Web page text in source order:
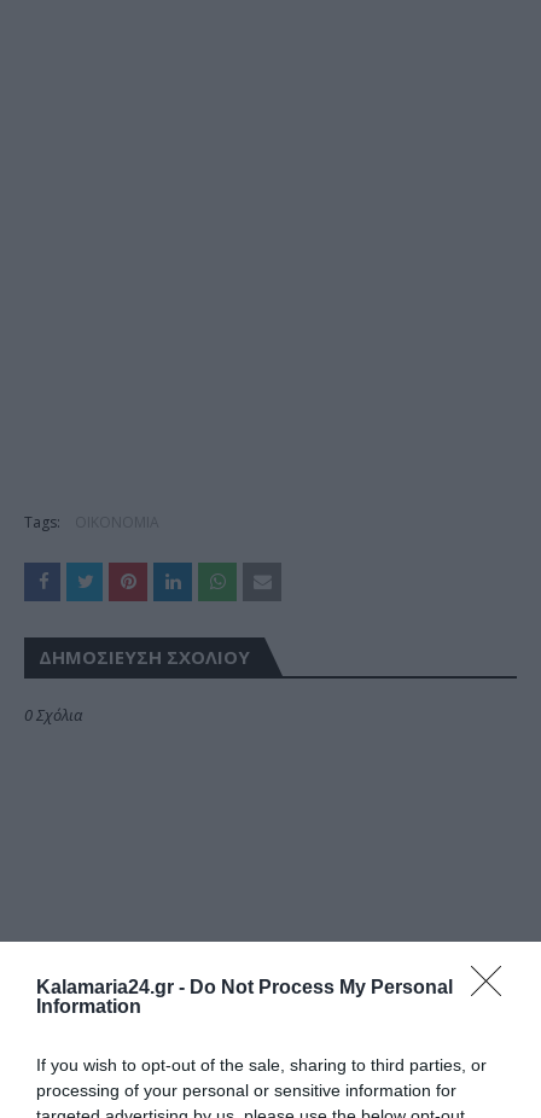
Kalamaria24.gr - Do Not Process My Personal
Information
If you wish to opt-out of the sale, sharing to third parties, or
processing of your personal or sensitive information for
Tags:
ΔΗΜΟΣΊΕΥΣΗ ΣΧΟΛΊΟΥ
0 Σχόλια